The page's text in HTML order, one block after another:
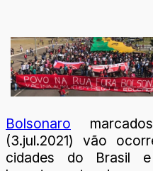
Bolsonaro
(3.jul.2021) vão
cidades do Brasil